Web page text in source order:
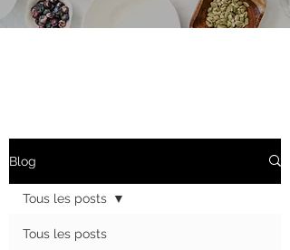
Blog
Tous les posts
Tous les posts